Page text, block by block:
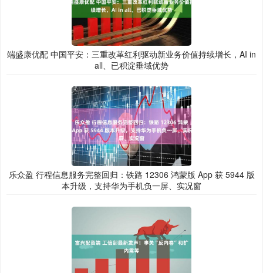
端盛康优配 中国平安：三重改革红利驱动新业务价值持续增长，AI in
all、已积淀垂域优势
乐众盈 行程信息服务完整回归：铁路 12306 鸿蒙版 App 获 5944 版
本升级，支持华为手机负一屏、实况窗